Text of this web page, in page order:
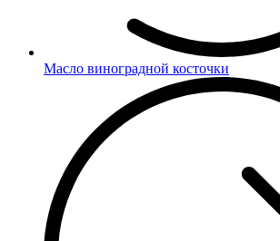
Масло виноградной косточки